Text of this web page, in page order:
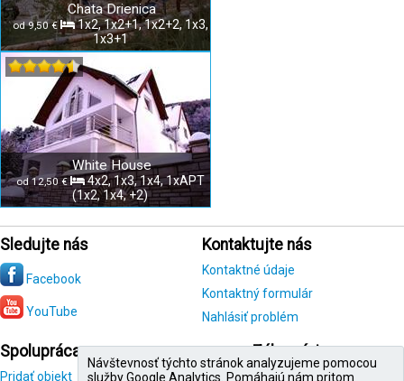
Chata Drienica
od 9,50 €
1x2, 1x2+1, 1x2+2, 1x3,
1x3+1
White House
od 12,50 €
4x2, 1x3, 1x4, 1xAPT
(1x2, 1x4, +2)
Sledujte nás
Facebook
YouTube
Kontaktujte nás
Kontaktné údaje
Kontaktný formulár
Nahlásiť problém
Spolupráca
Pridať objekt
Zákazníci
Registrácia
Návštevnosť týchto stránok analyzujeme pomocou
služby Google Analytics. Pomáhajú nám pritom